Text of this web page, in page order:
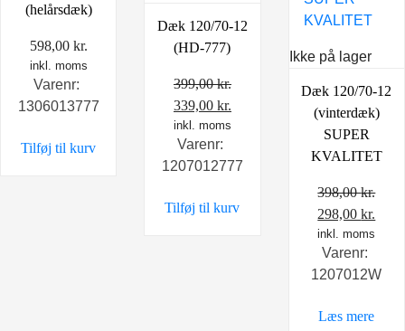
(helårsdæk)
598,00 kr.
inkl. moms
Varenr:
1306013777
Tilføj til kurv
Dæk 120/70-12
(HD-777)
399,00kr.
Den
oprindelige
pris
var:
339,00 kr.
aktuelle
er:
inkl. moms
Varenr:
1207012777
Tilføj til kurv
Ikke på lager
Dæk 120/70-12
(vinterdæk)
SUPER
KVALITET
398,00kr.
Den
oprindelige
pris
var:
298,00kr.
er:
inkl. moms
Varenr:
1207012W
Læs mere